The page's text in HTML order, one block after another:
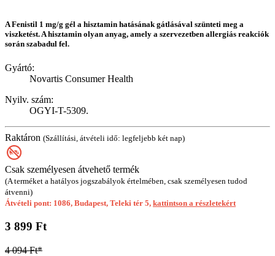
A Fenistil 1 mg/g gél a hisztamin hatásának gátlásával szünteti meg a
viszketést. A hisztamin olyan anyag, amely a szervezetben allergiás reakciók
során szabadul fel.
Gyártó:
Novartis Consumer Health
Nyilv. szám:
OGYI-T-5309.
Raktáron (Szállítási, átvételi idő: legfeljebb két nap)
Csak személyesen átvehető termék
(A terméket a hatályos jogszabályok értelmében, csak személyesen tudod
átvenni)
Átvételi pont: 1086, Budapest, Teleki tér 5, kattintson a részletekért
3 899 Ft
4 094 Ft*